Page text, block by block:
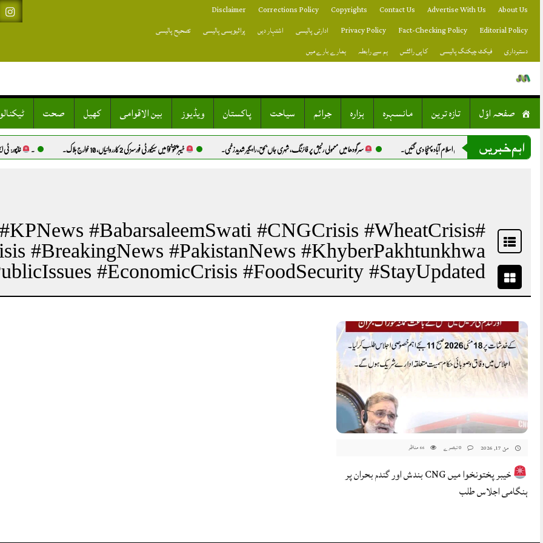
to
About Us
Advertise With Us
Contact Us
Copyrights
Corrections Policy
Disclaimer
Editorial Policy
Fact-Checking Policy
Privacy Policy ادارتی پالیسی اشتہار دیں پرائیویسی پالیسی
تصحیح پالیسی
دستبرداری
فیکٹ چیکنگ پالیسی کاپی رائٹس ہم سے رابطہ ہمارے بارے میں
صفحہ اوّل تازہ ترین مانسہرہ ہزارہ جرائم سیاحت پاکستان ویڈیوز بین الاقوامی کھیل صحت
اہم خبریں5 نیپالی کوہ پیماؤں کی میتیں اسلام آباد پہنچا دی گئیں. سرگودھا میں معمولی رنجش پر فائرنگ، شہری جاں بحق، راہگیر شدید زخمی. خیبرپختونخوا میں سیکیورٹی فورسز کی 2 کارروائیاں، 10 خوارج ہلاک. ۔ خانپور: ٹی
#BabarsaleemSwati #CNGCrisis #WheatCrisis
#BreakingNews #PakistanNews #KhyberPakhtunkhwa
#EconomicCrisis #FoodSecurity #StayUpdated
مئ 17, 2026 66 مناظر
خیبر پختونخوا میں CNG بندش اور گندم بحران پر
ہنگامی اجلاس طلب